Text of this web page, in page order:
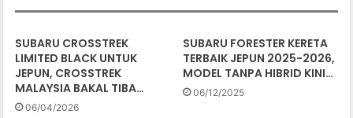
SUBARU CROSSTREK
LIMITED BLACK UNTUK
JEPUN, CROSSTREK
MALAYSIA BAKAL TIBA…
06/04/2026
SUBARU FORESTER KERETA
TERBAIK JEPUN 2025-2026,
MODEL TANPA HIBRID KINI…
06/12/2025